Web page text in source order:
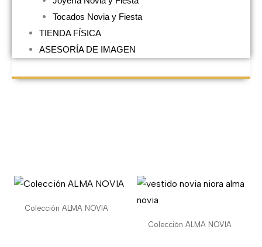
Tocados Novia y Fiesta
TIENDA FÍSICA
ASESORÍA DE IMAGEN
Colección ALMA NOVIA
Colección ALMA NOVIA